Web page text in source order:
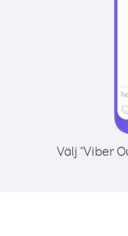
Välj "Viber